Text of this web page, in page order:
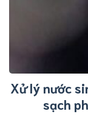
Xử lý nước
sạch